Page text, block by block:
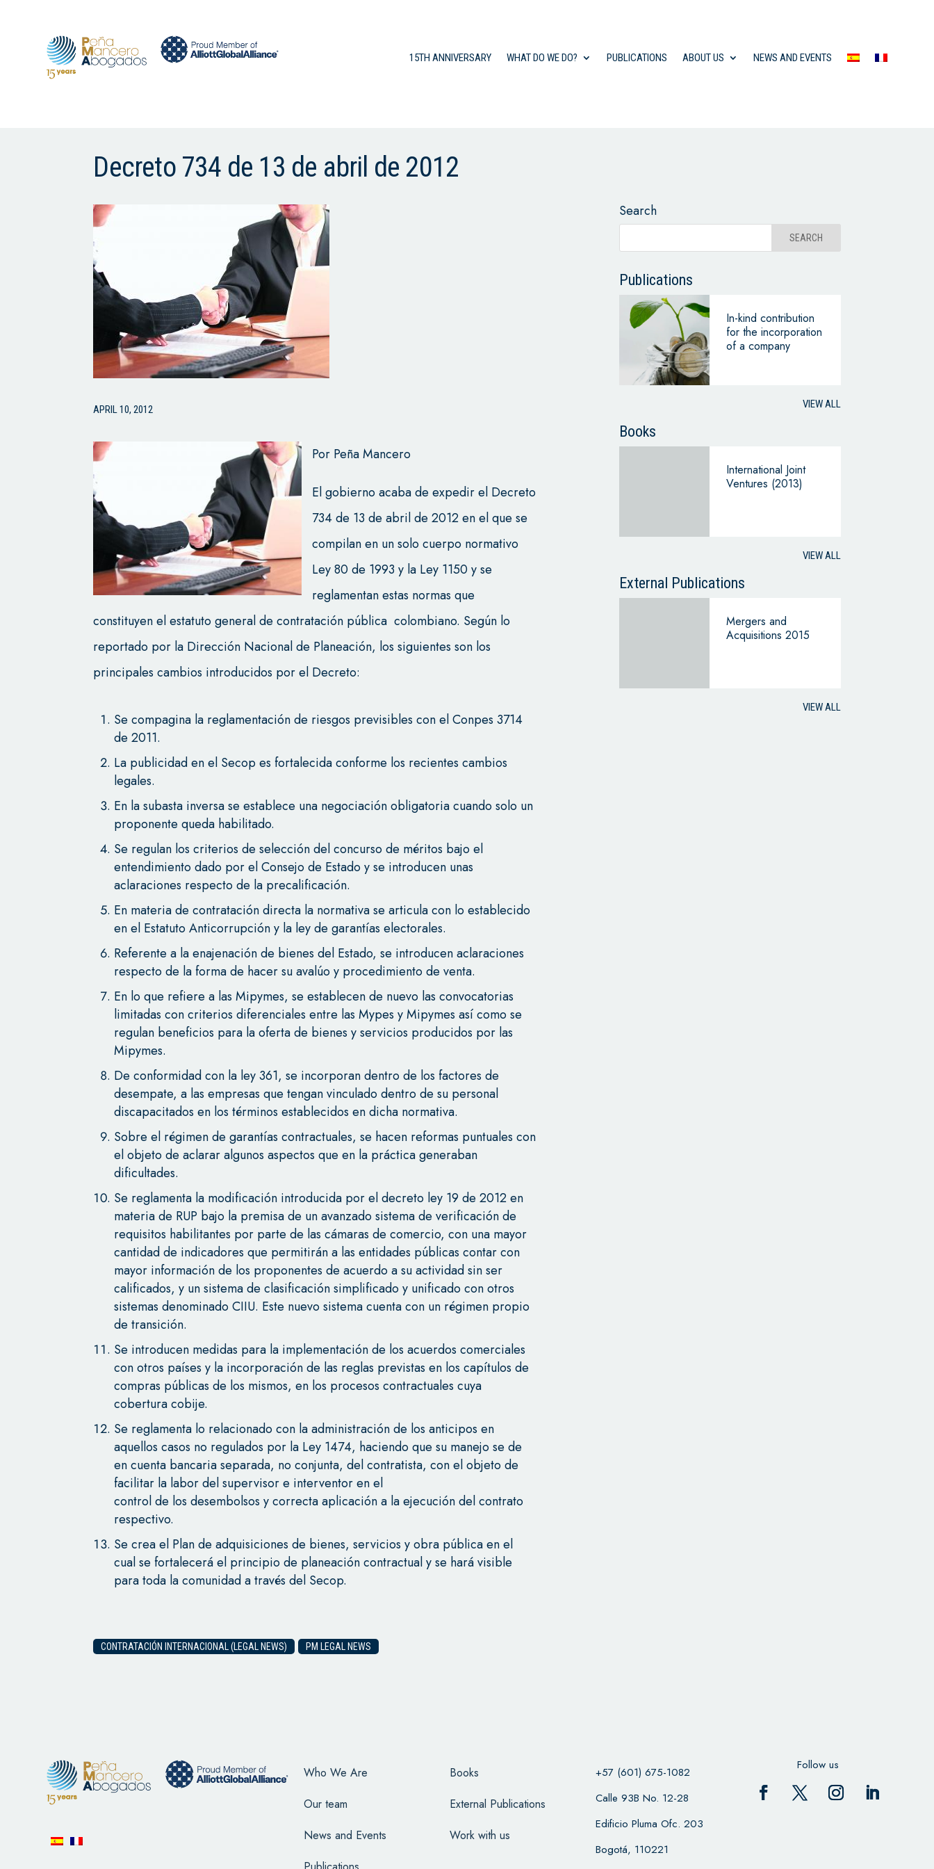
15TH ANNIVERSARY WHAT DO WE DO? PUBLICATIONS ABOUT US NEWS AND EVENTS
Decreto 734 de 13 de abril de 2012
APRIL 10, 2012
Por Peña Mancero
El gobierno acaba de expedir el Decreto
734 de 13 de abril de 2012 en el que se
compilan en un solo cuerpo normativo
Ley 80 de 1993 y la Ley 1150 y se
reglamentan estas normas que
constituyen el estatuto general de contratación pública colombiano. Según lo
reportado por la Dirección Nacional de Planeación, los siguientes son los
principales cambios introducidos por el Decreto:
Se compagina la reglamentación de riesgos previsibles con el Conpes 3714
de 2011.
La publicidad en el Secop es fortalecida conforme los recientes cambios
legales.
En la subasta inversa se establece una negociación obligatoria cuando solo un
proponente queda habilitado.
Se regulan los criterios de selección del concurso de méritos bajo el
entendimiento dado por el Consejo de Estado y se introducen unas
aclaraciones respecto de la precalificación.
En materia de contratación directa la normativa se articula con lo establecido
en el Estatuto Anticorrupción y la ley de garantías electorales.
Referente a la enajenación de bienes del Estado, se introducen aclaraciones
respecto de la forma de hacer su avalúo y procedimiento de venta.
En lo que refiere a las Mipymes, se establecen de nuevo las convocatorias
limitadas con criterios diferenciales entre las Mypes y Mipymes así como se
regulan beneficios para la oferta de bienes y servicios producidos por las
Mipymes.
De conformidad con la ley 361, se incorporan dentro de los factores de
desempate, a las empresas que tengan vinculado dentro de su personal
discapacitados en los términos establecidos en dicha normativa.
Sobre el régimen de garantías contractuales, se hacen reformas puntuales con
el objeto de aclarar algunos aspectos que en la práctica generaban
dificultades.
Se reglamenta la modificación introducida por el decreto ley 19 de 2012 en
materia de RUP bajo la premisa de un avanzado sistema de verificación de
requisitos habilitantes por parte de las cámaras de comercio, con una mayor
cantidad de indicadores que permitirán a las entidades públicas contar con
mayor información de los proponentes de acuerdo a su actividad sin ser
calificados, y un sistema de clasificación simplificado y unificado con otros
sistemas denominado CIIU. Este nuevo sistema cuenta con un régimen propio
de transición.
Se introducen medidas para la implementación de los acuerdos comerciales
con otros países y la incorporación de las reglas previstas en los capítulos de
compras públicas de los mismos, en los procesos contractuales cuya
cobertura cobije.
Se reglamenta lo relacionado con la administración de los anticipos en
aquellos casos no regulados por la Ley 1474, haciendo que su manejo se de
en cuenta bancaria separada, no conjunta, del contratista, con el objeto de
facilitar la labor del supervisor e interventor en el
control de los desembolsos y correcta aplicación a la ejecución del contrato
respectivo.
Se crea el Plan de adquisiciones de bienes, servicios y obra pública en el
cual se fortalecerá el principio de planeación contractual y se hará visible
para toda la comunidad a través del Secop.
CONTRATACIÓN INTERNACIONAL (LEGAL NEWS) PM LEGAL NEWS
Search
Publications
In-kind contribution
for the incorporation
of a company
VIEW ALL
Books
International Joint
Ventures (2013)
VIEW ALL
External Publications
Mergers and
Acquisitions 2015
VIEW ALL
Who We Are
Our team
News and Events
Books
External Publications
Work with us
+57 (601) 675-1082
Calle 93B No. 12-28
Edificio Pluma Ofc. 203
Bogotá, 110221
Follow us